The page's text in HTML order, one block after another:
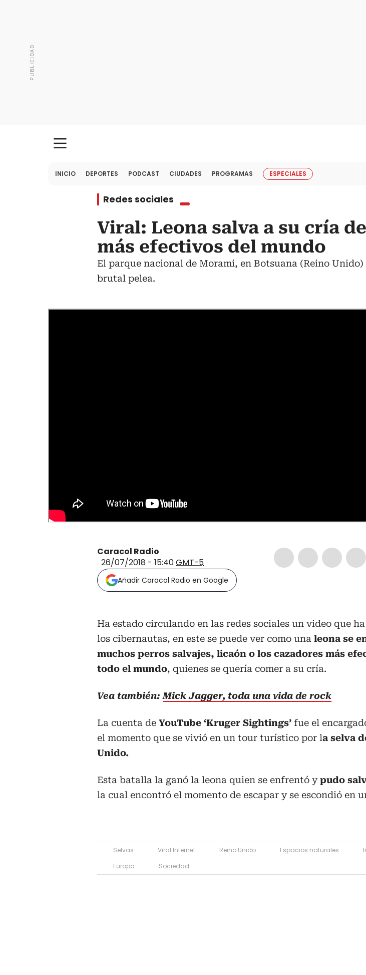
INICIO DEPORTES PODCAST CIUDADES PROGRAMAS ESPECIALES
Redes sociales
Viral: Leona salva a su cría
más efectivos del mundo
El parque nacional de Morami, en Botsuana (Reino
brutal pelea.
Caracol Radio
26/07/2018 - 15:40GMT-5
Añadir Caracol Radio en Google
Ha estado circulando en las redes sociales un video que
los cibernautas, en este se puede ver como una leona se
muchos perros salvajes, licaón o los cazadores más
todo el mundo, quienes se quería comer a su cría.
Vea también:Mick Jagger, toda una vida de rock
La cuenta de YouTube ‘Kruger Sightings’ fue el
el momento que se vivió en un tour turístico por la selva
Unido.
Esta batalla la ganó la leona quien se enfrentó ypudo
la cual encontró el momento de escapar y se escondió en
Selvas Viral Internet Reino Unido Espacios naturales
Europa
Sociedad